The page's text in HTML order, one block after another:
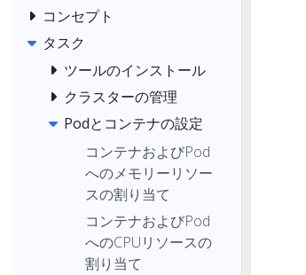
コンセプト
タスク
ツールのインストール
クラスターの管理
Podとコンテナの設定
コンテナおよびPod
へのメモリーリソー
スの割り当て
コンテナおよびPod
へのCPUリソースの
割り当て